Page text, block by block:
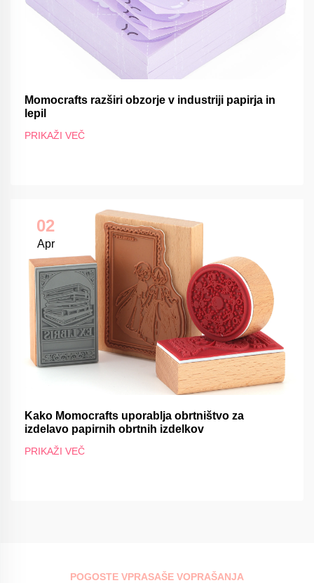
Momocrafts razširi obzorje v industriji papirja in
lepil
PRIKAŽI VEČ
02
Apr
Kako Momocrafts uporablja obrtništvo za
izdelavo papirnih obrtnih izdelkov
PRIKAŽI VEČ
POGOSTE VPRASAŠE VOPRAŠANJA